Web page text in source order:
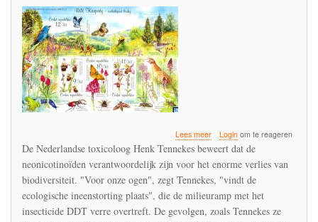
Lees meerover
De
neemt
zijn
loop
niemand
Loginom te reageren
De Nederlandse toxicoloog Henk Tennekes beweert dat de
neonicotinoïden verantwoordelijk zijn voor het enorme verlies van
biodiversiteit. "Voor onze ogen", zegt Tennekes, "vindt de
ecologische ineenstorting plaats", die de milieuramp met het
insecticide DDT verre overtreft. De gevolgen, zoals Tennekes ze